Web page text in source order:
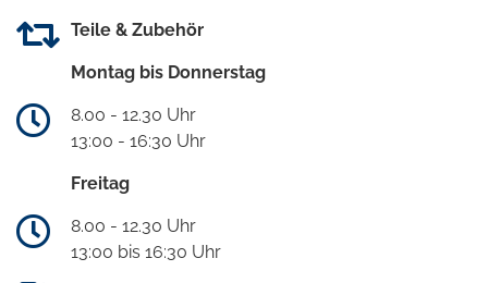
Teile & Zubehör
Montag bis Donnerstag
8.00 - 12.30 Uhr
13:00 - 16:30 Uhr
Freitag
8.00 - 12.30 Uhr
13:00 bis 16:30 Uhr